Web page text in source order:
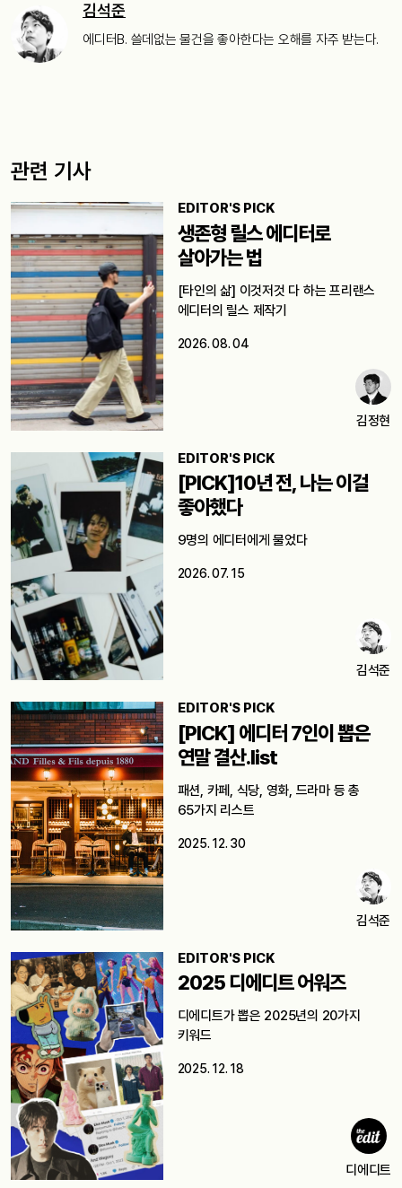
김석준
에디터B. 쓸데없는 물건을 좋아한다는 오해를 자주 받는다.
관련 기사
EDITOR'S PICK
생존형 릴스 에디터로
살아가는 법
[타인의 삶] 이것저것 다 하는 프리랜스
에디터의 릴스 제작기
2026. 08. 04
김정현
EDITOR'S PICK
[PICK]10년 전, 나는 이걸
좋아했다
9명의 에디터에게 물었다
2026. 07. 15
김석준
EDITOR'S PICK
[PICK] 에디터 7인이 뽑은
연말 결산.list
패션, 카페, 식당, 영화, 드라마 등 총
65가지 리스트
2025. 12. 30
김석준
EDITOR'S PICK
2025 디에디트 어워즈
디에디트가 뽑은 2025년의 20가지
키워드
2025. 12. 18
디에디트